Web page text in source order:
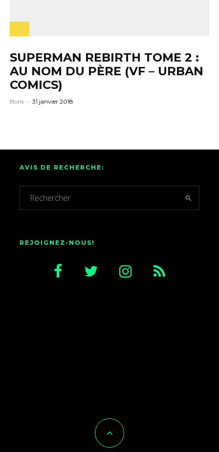
SUPERMAN REBIRTH TOME 2 :
AU NOM DU PÈRE (VF – URBAN
COMICS)
Boris · 31 janvier 2018
AVIS DE RECHERCHE:
REJOIGNEZ-NOUS!